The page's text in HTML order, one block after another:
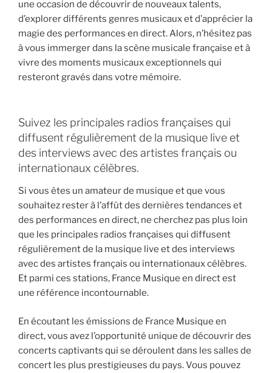
une occasion de découvrir de nouveaux talents,
d’explorer différents genres musicaux et d’apprécier la
magie des performances en direct. Alors, n’hésitez pas
à vous immerger dans la scène musicale française et à
vivre des moments musicaux exceptionnels qui
resteront gravés dans votre mémoire.
Suivez les principales radios françaises qui
diffusent régulièrement de la musique live et
des interviews avec des artistes français ou
internationaux célèbres.
Si vous êtes un amateur de musique et que vous
souhaitez rester à l’affût des dernières tendances et
des performances en direct, ne cherchez pas plus loin
que les principales radios françaises qui diffusent
régulièrement de la musique live et des interviews
avec des artistes français ou internationaux célèbres.
Et parmi ces stations, France Musique en direct est
une référence incontournable.
En écoutant les émissions de France Musique en
direct, vous avez l’opportunité unique de découvrir des
concerts captivants qui se déroulent dans les salles de
concert les plus prestigieuses du pays. Vous pouvez